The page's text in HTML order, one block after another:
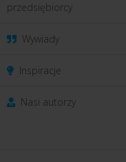
przedsiębiorcy
Wywiady
Inspiracje
Nasi autorzy